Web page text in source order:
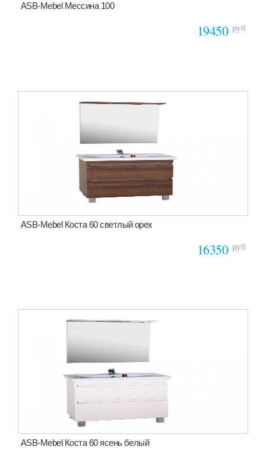
ASB-Mebel Мессина 100
19450 руб
ASB-Mebel Коста 60 светлый орех
16350 руб
ASB-Mebel Коста 60 ясень белый